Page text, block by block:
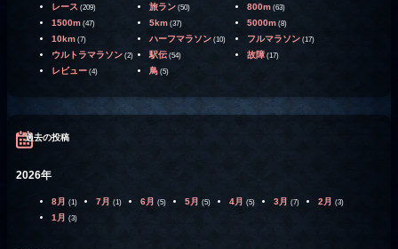
レース (209) 旅ラン (50) 800m (63)
1500m (47) 5km (37) 5000m (8)
10km (7) ハーフマラソン (10) フルマラソン (17)
ウルトラマラソン (2) 駅伝 (54) 故障 (17)
レビュー (4) 鳥 (5)
過去の投稿
2026年
8月 (1) 7月 (1) 6月 (5) 5月 (5) 4月 (5) 3月 (7) 2月 (3)
1月 (3)